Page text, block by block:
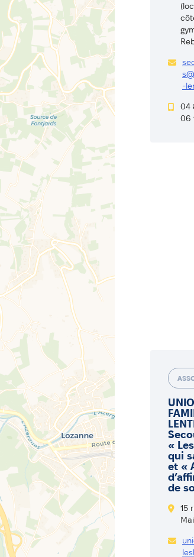
-
04
06
«
qui
et «
de
15